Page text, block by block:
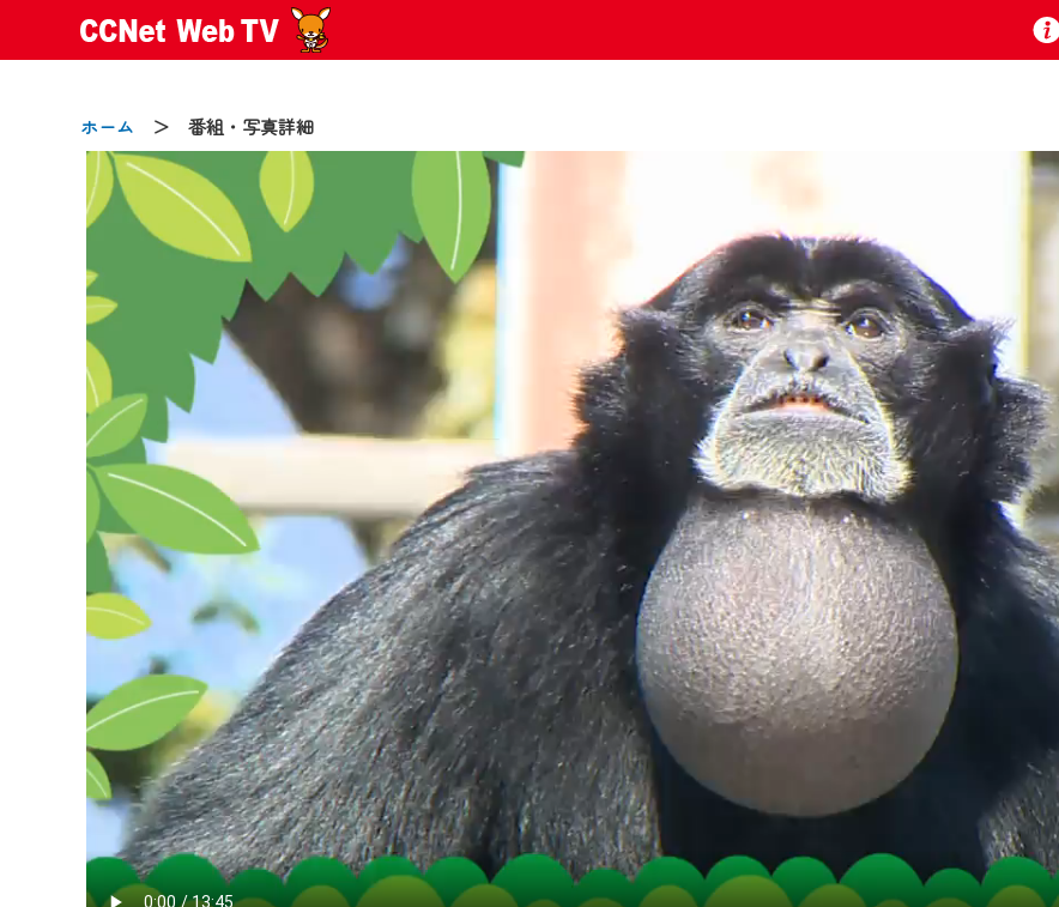
ホーム ＞ 番組・写真詳細
お知らせ
2024/09/02
動画配信サービス『CCNet Web TV』は2024年9月24日からリニューアルします！
【変更点】
◆デザイン変更により、お住まいの地域の動画コンテンツが一目瞭然。
◆当社アプリやＰＣブラウザから、いつでも・どこでも・外出先でも！
CCNetサービスエリア20市町の地域情報番組をご視聴いただけます！
【ご注意】
2024年9月24日からはご加入者様へのサービス向上のため、
『CCNet Web TV』を利用いただくには、一部コンテンツを除き、
CCNetサービスへの加入と『CCNetマイページ※』へのログインが必要となります。
何卒、ご理解ご了承の程よろしくお願いいたします。
※マイページへのログインには、MyIDが必要となります。
※MyIDとは、CCNet Web TVを含むCCNetの各種サービスをご利用頂くためのIDです。
IDはお客様が使っているメールアドレスで設定できます。
（GmailやYahooなどのフリーメールアドレスでも作成可能です）
※マイページへのログイン・MyIDの新規登録は
※CCNetアプリをご利用中の方は引き続きご視聴いただけます。